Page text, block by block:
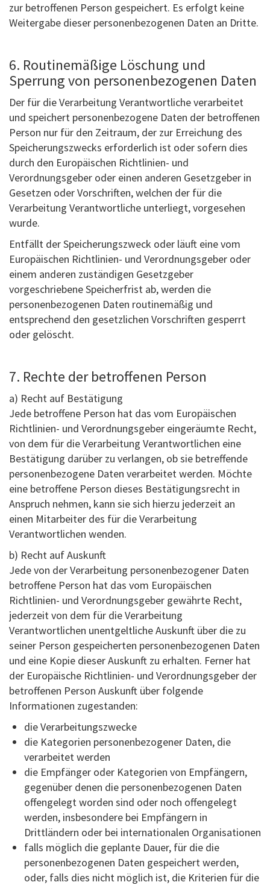
zur betroffenen Person gespeichert. Es erfolgt keine
Weitergabe dieser personenbezogenen Daten an Dritte.
6. Routinemäßige Löschung und
Sperrung von personenbezogenen Daten
Der für die Verarbeitung Verantwortliche verarbeitet
und speichert personenbezogene Daten der betroffenen
Person nur für den Zeitraum, der zur Erreichung des
Speicherungszwecks erforderlich ist oder sofern dies
durch den Europäischen Richtlinien- und
Verordnungsgeber oder einen anderen Gesetzgeber in
Gesetzen oder Vorschriften, welchen der für die
Verarbeitung Verantwortliche unterliegt, vorgesehen
wurde.
Entfällt der Speicherungszweck oder läuft eine vom
Europäischen Richtlinien- und Verordnungsgeber oder
einem anderen zuständigen Gesetzgeber
vorgeschriebene Speicherfrist ab, werden die
personenbezogenen Daten routinemäßig und
entsprechend den gesetzlichen Vorschriften gesperrt
oder gelöscht.
7. Rechte der betroffenen Person
a) Recht auf Bestätigung
Jede betroffene Person hat das vom Europäischen
Richtlinien- und Verordnungsgeber eingeräumte Recht,
von dem für die Verarbeitung Verantwortlichen eine
Bestätigung darüber zu verlangen, ob sie betreffende
personenbezogene Daten verarbeitet werden. Möchte
eine betroffene Person dieses Bestätigungsrecht in
Anspruch nehmen, kann sie sich hierzu jederzeit an
einen Mitarbeiter des für die Verarbeitung
Verantwortlichen wenden.
b) Recht auf Auskunft
Jede von der Verarbeitung personenbezogener Daten
betroffene Person hat das vom Europäischen
Richtlinien- und Verordnungsgeber gewährte Recht,
jederzeit von dem für die Verarbeitung
Verantwortlichen unentgeltliche Auskunft über die zu
seiner Person gespeicherten personenbezogenen Daten
und eine Kopie dieser Auskunft zu erhalten. Ferner hat
der Europäische Richtlinien- und Verordnungsgeber der
betroffenen Person Auskunft über folgende
Informationen zugestanden:
die Verarbeitungszwecke
die Kategorien personenbezogener Daten, die
verarbeitet werden
die Empfänger oder Kategorien von Empfängern,
gegenüber denen die personenbezogenen Daten
offengelegt worden sind oder noch offengelegt
werden, insbesondere bei Empfängern in
Drittländern oder bei internationalen Organisationen
falls möglich die geplante Dauer, für die die
personenbezogenen Daten gespeichert werden,
oder, falls dies nicht möglich ist, die Kriterien für die